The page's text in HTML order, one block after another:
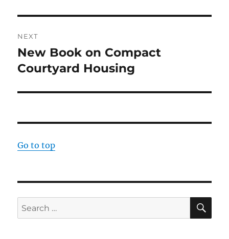
NEXT
Next
post:
New Book on Compact
Courtyard Housing
Go to top
Search
for: